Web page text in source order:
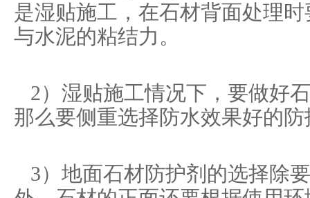
是湿贴施工，在石材背面处理
与水泥的粘结力。
2）湿贴施工情况下，要做好
那么要侧重选择防水效果好的防
3）地面石材防护剂的选择除